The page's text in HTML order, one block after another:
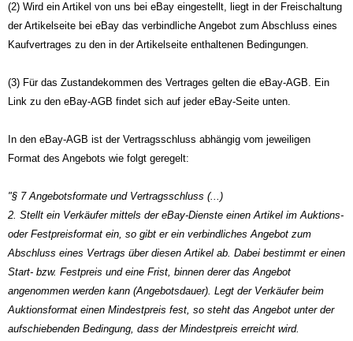
(2) Wird ein Artikel von uns bei eBay eingestellt, liegt in der Freischaltung
der Artikelseite bei eBay das verbindliche Angebot zum Abschluss eines
Kaufvertrages zu den in der Artikelseite enthaltenen Bedingungen.
(3) Für das Zustandekommen des Vertrages gelten die eBay-AGB. Ein
Link zu den eBay-AGB findet sich auf jeder eBay-Seite unten.
In den eBay-AGB ist der Vertragsschluss abhängig vom jeweiligen
Format des Angebots wie folgt geregelt:
"§ 7 Angebotsformate und Vertragsschluss (...)
2. Stellt ein Verkäufer mittels der eBay-Dienste einen Artikel im Auktions-
oder Festpreisformat ein, so gibt er ein verbindliches Angebot zum
Abschluss eines Vertrags über diesen Artikel ab. Dabei bestimmt er einen
Start- bzw. Festpreis und eine Frist, binnen derer das Angebot
angenommen werden kann (Angebotsdauer). Legt der Verkäufer beim
Auktionsformat einen Mindestpreis fest, so steht das Angebot unter der
aufschiebenden Bedingung, dass der Mindestpreis erreicht wird.